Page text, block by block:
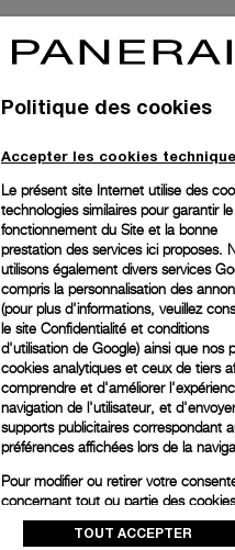
Politique des cookies
Accepter les cookies
Le présent site Internet utilise des
technologies similaires pour garantir
fonctionnement du Site et la bonne
prestation des services ici proposes.
utilisons également divers services
compris la personnalisation des
(pour plus d'informations, veuillez
le site Confidentialité et conditions
d'utilisation de Google) ainsi que nos
cookies analytiques et ceux de tiers
comprendre et d'améliorer
navigation de l'utilisateur, et
supports publicitaires correspondant
préférences affichées lors de la
Pour modifier ou retirer votre
concernant tout ou partie des
cliquez sur « Configurer » ou
politique des cookiespour obtenir plus
TOUT ACCEPTER